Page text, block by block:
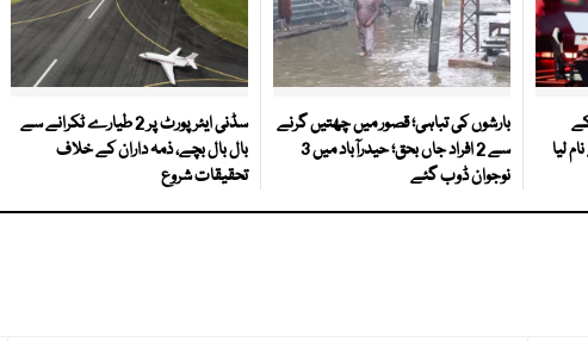
بارشوں کی تباہی؛ قصور میں چھتیں گرنے
سے 2 افراد جاں بحق؛ حیدرآباد میں 3
نوجوان ڈوب گئے
سڈنی ایئرپورٹ پر 2 طیارے ٹکرانے سے
بال بال بچے، ذمہ داران کے خلاف
تحقیقات شروع